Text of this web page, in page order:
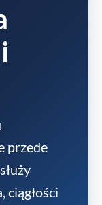
przede
ciągłości